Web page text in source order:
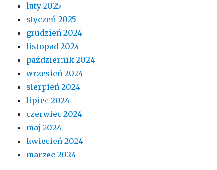
luty 2025
styczeń 2025
grudzień 2024
listopad 2024
październik 2024
wrzesień 2024
sierpień 2024
lipiec 2024
czerwiec 2024
maj 2024
kwiecień 2024
marzec 2024